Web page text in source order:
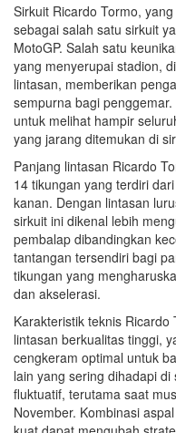
Sirkuit Ricardo Tormo,
sebagai salah satu sirkuit
MotoGP. Salah satu
yang menyerupai stadion,
lintasan, memberikan
sempurna bagi
untuk melihat hampir
yang jarang ditemukan di
Panjang lintasan Ricardo
14 tikungan yang terdiri
kanan. Dengan lintasan
sirkuit ini dikenal lebih
pembalap dibandingkan
tantangan tersendiri bagi
tikungan yang
dan akselerasi.
Karakteristik teknis
lintasan berkualitas tinggi,
cengkeram optimal untuk
lain yang sering dihadapi
fluktuatif, terutama saat
November. Kombinasi